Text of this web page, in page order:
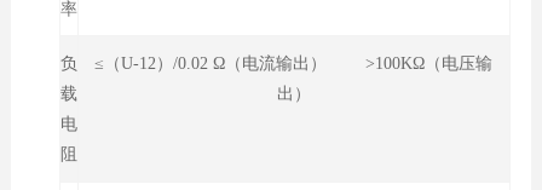
率
负
载
电
阻
≤（U-12）/0.02 Ω（电流输出） >100KΩ（电压输
出）